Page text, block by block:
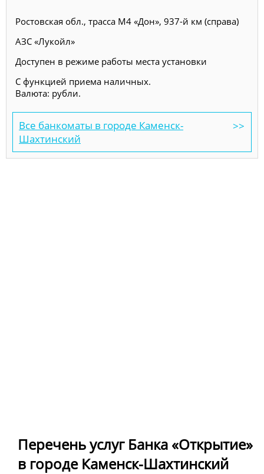
Ростовская обл., трасса М4 «Дон», 937-й км (справа)
АЗС «Лукойл»
Доступен в режиме работы места установки
С функцией приема наличных.
Валюта: рубли.
Все банкоматы в городе Каменск-
Шахтинский
Перечень услуг Банка «Открытие»
в городе Каменск-Шахтинский